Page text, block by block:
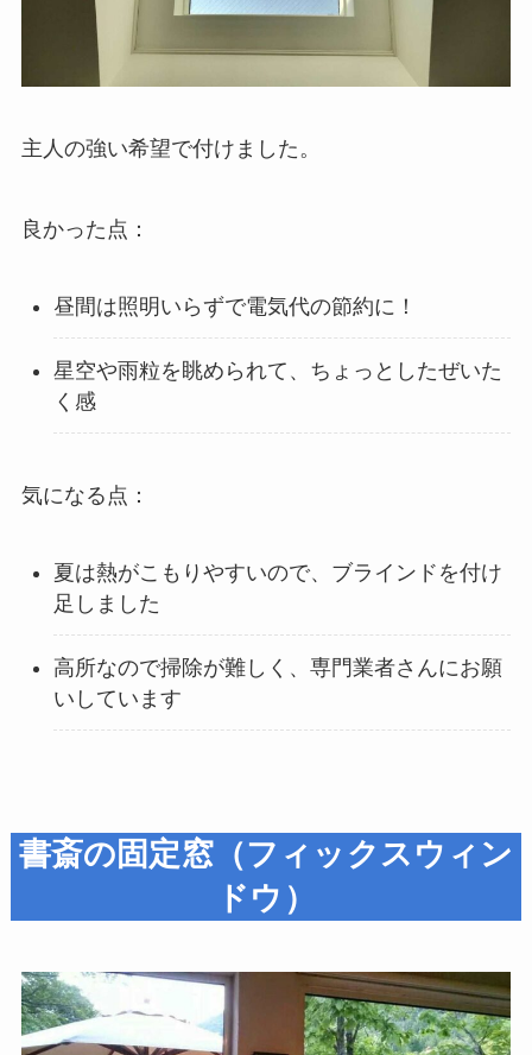
主人の強い希望で付けました。
良かった点：
昼間は照明いらずで電気代の節約に！
星空や雨粒を眺められて、ちょっとしたぜいた
く感
気になる点：
夏は熱がこもりやすいので、ブラインドを付け
足しました
高所なので掃除が難しく、専門業者さんにお願
いしています
書斎の固定窓（フィックスウィン
ドウ）